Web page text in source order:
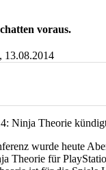
voraus.
13.08.2014
wurde heute
Theorie für